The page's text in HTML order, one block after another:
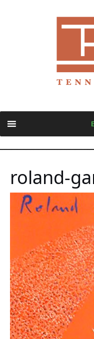
content
roland-